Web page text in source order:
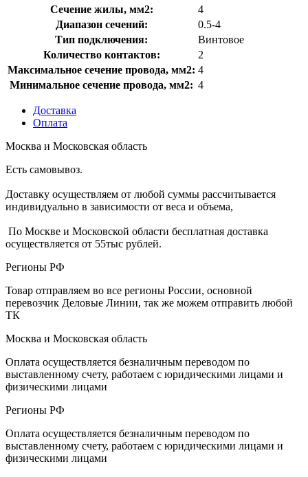
Сечение жилы, мм2:
4
Диапазон сечений:
0.5-4
Тип подключения:
Винтовое
Количество контактов:
2
Максимальное сечение провода, мм2: 4
Минимальное сечение провода, мм2: 4
Доставка
Оплата
Москва и Московская область
Есть самовывоз.
Доставку осуществляем от любой суммы рассчитывается
индивидуально в зависимости от веса и объема,
По Москве и Московской области бесплатная доставка
осуществляется от 55тыс рублей.
Регионы РФ
Товар отправляем во все регионы России, основной
перевозчик Деловые Линии, так же можем отправить любой
ТК
Москва и Московская область
Оплата осуществляется безналичным переводом по
выставленному счету, работаем с юридическими лицами и
физическими лицами
Регионы РФ
Оплата осуществляется безналичным переводом по
выставленному счету, работаем с юридическими лицами и
физическими лицами